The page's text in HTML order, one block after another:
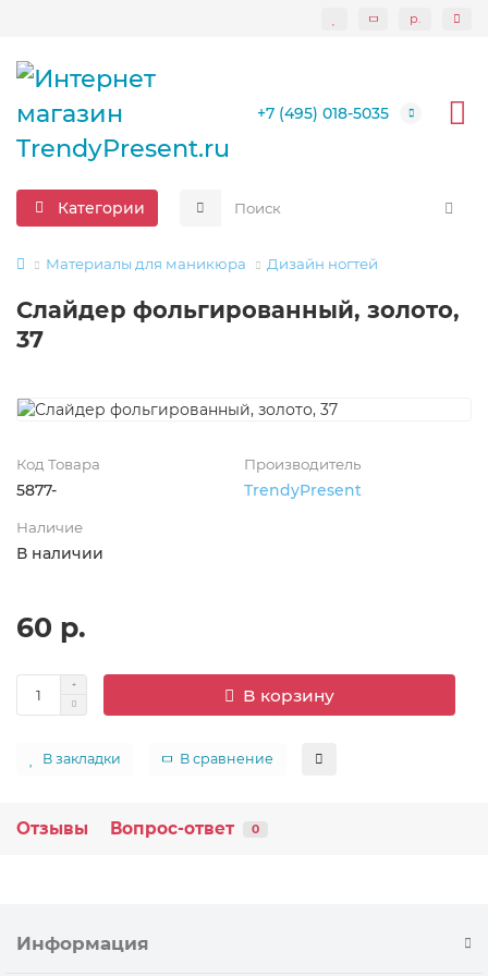
р.
+7 (495) 018-5035
Категории
Материалы для маникюра Дизайн ногтей
Слайдер фольгированный, золото,
37
Код Товара
5877-
Производитель
TrendyPresent
Наличие
В наличии
60 р.
В корзину
В закладки В сравнение
Отзывы Вопрос-ответ 0
Информация